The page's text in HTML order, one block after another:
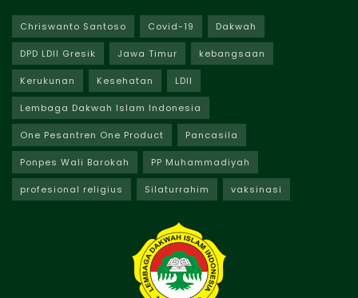
Chriswanto Santoso Covid-19 Dakwah
DPD LDII Gresik Jawa Timur kebangsaan
Kerukunan Kesehatan LDII
Lembaga Dakwah Islam Indonesia
One Pesantren One Product Pancasila
Ponpes Wali Barokah PP Muhammadiyah
profesional religius Silaturrahim vaksinasi